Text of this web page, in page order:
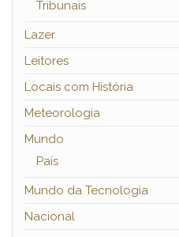
Tribunais
Lazer
Leitores
Locais com História
Meteorologia
Mundo
País
Mundo da Tecnologia
Nacional